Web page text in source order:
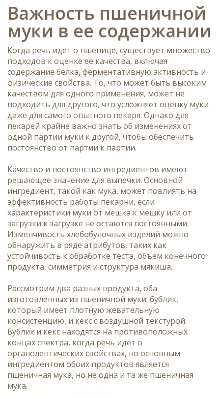
Важность пшеничной
муки в ее содержании
Когда речь идет о пшенице, существует множество
подходов к оценке ее качества, включая
содержание белка, ферментативную активность и
физические свойства. То, что может быть высоким
качеством для одного применения, может не
подходить для другого, что усложняет оценку муки
даже для самого опытного пекаря. Однако для
пекарей крайне важно знать об изменениях от
одной партии муки к другой, чтобы обеспечить
постоянство от партии к партии.
Качество и постоянство ингредиентов имеют
решающее значение для выпечки. Основной
ингредиент, такой как мука, может повлиять на
эффективность работы пекарни, если
характеристики муки от мешка к мешку или от
загрузки к загрузке не остаются постоянными.
Изменчивость хлебобулочных изделий можно
обнаружить в ряде атрибутов, таких как
устойчивость к обработке теста, объем конечного
продукта, симметрия и структура мякиша.
Рассмотрим два разных продукта, оба
изготовленных из пшеничной муки: бублик,
который имеет плотную жевательную
консистенцию, и кекс с воздушной текстурой.
Бублик и кекс находятся на противоположных
концах спектра, когда речь идет о
органолептических свойствах, но основным
ингредиентом обоих продуктов является
пшеничная мука, но не одна и та же пшеничная
мука.